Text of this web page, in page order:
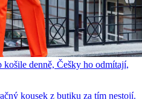
denně, Češky ho odmítají,
kousek z butiku za tím nestojí.